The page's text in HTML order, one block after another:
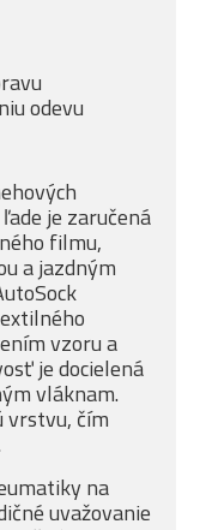
odevu
je zaručená
filmu,
a jazdným
vzoru a
je docielená
vláknam.
vrstvu, čím
na
uvažovanie